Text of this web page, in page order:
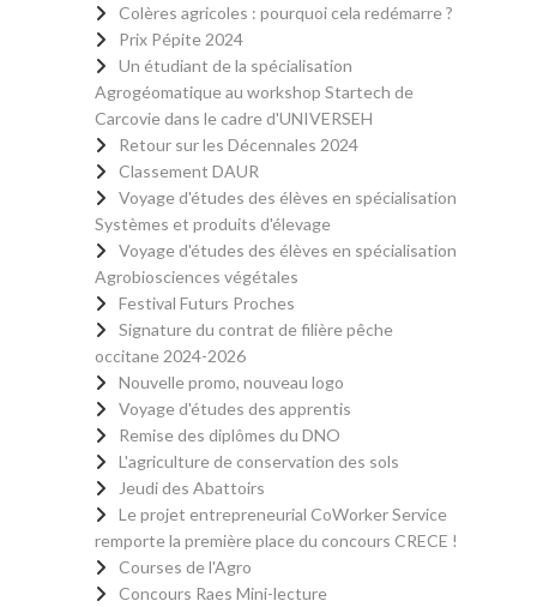
Colères agricoles : pourquoi cela redémarre ?
Prix Pépite 2024
Un étudiant de la spécialisation
Agrogéomatique au workshop Startech de
Carcovie dans le cadre d'UNIVERSEH
Retour sur les Décennales 2024
Classement DAUR
Voyage d'études des élèves en spécialisation
Systèmes et produits d'élevage
Voyage d'études des élèves en spécialisation
Agrobiosciences végétales
Festival Futurs Proches
Signature du contrat de filière pêche
occitane 2024-2026
Nouvelle promo, nouveau logo
Voyage d'études des apprentis
Remise des diplômes du DNO
L'agriculture de conservation des sols
Jeudi des Abattoirs
Le projet entrepreneurial CoWorker Service
remporte la première place du concours CRECE !
Courses de l'Agro
Concours Raes Mini-lecture